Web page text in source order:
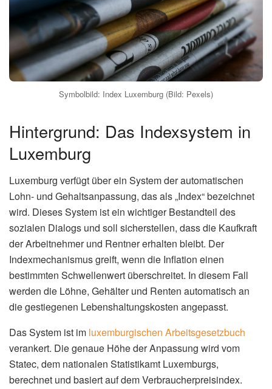
geopolitische Lage im Nahen Osten noch verstärkt wurden.
Experten erwarten, dass die Anpassung bereits im Mai
oder Juni 2026 erfolgen könnte.
Symbolbild: Index Luxemburg (Bild: Pexels)
Hintergrund: Das Indexsystem in
Luxemburg
Luxemburg verfügt über ein System der automatischen
Lohn- und Gehaltsanpassung, das als „Index“ bezeichnet
wird. Dieses System ist ein wichtiger Bestandteil des
sozialen Dialogs und soll sicherstellen, dass die Kaufkraft